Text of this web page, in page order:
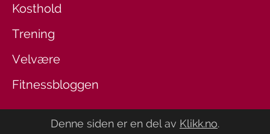
Kosthold
Trening
Velvære
Fitnessbloggen
Denne siden er en del av Klikk.no.